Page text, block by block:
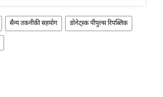
सैन्य तकनीकी सहयोग डोनेट्स्क पीपुल्स रिपब्लिक